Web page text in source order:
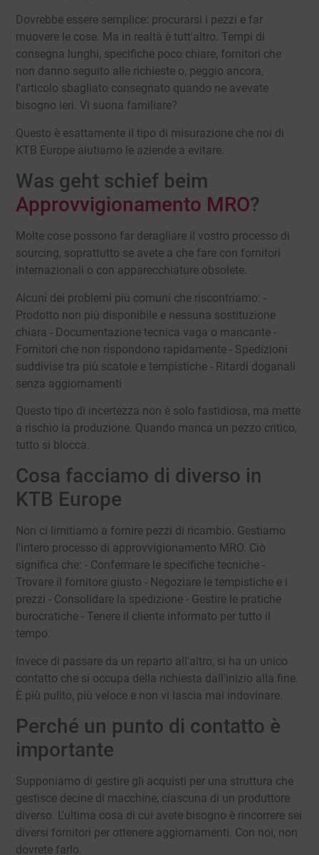
Dovrebbe essere semplice: procurarsi i pezzi e far
muovere le cose. Ma in realtà è tutt'altro. Tempi di
consegna lunghi, specifiche poco chiare, fornitori che
non danno seguito alle richieste o, peggio ancora,
l'articolo sbagliato consegnato quando ne avevate
bisogno ieri. Vi suona familiare?
Questo è esattamente il tipo di misurazione che noi di
KTB Europe aiutiamo le aziende a evitare.
Was geht schief beim
Approvvigionamento MRO?
Molte cose possono far deragliare il vostro processo di
sourcing, soprattutto se avete a che fare con fornitori
internazionali o con apparecchiature obsolete.
Alcuni dei problemi più comuni che riscontriamo: -
Prodotto non più disponibile e nessuna sostituzione
chiara - Documentazione tecnica vaga o mancante -
Fornitori che non rispondono rapidamente - Spedizioni
suddivise tra più scatole e tempistiche - Ritardi doganali
senza aggiornamenti
Questo tipo di incertezza non è solo fastidiosa, ma mette
a rischio la produzione. Quando manca un pezzo critico,
tutto si blocca.
Cosa facciamo di diverso in
KTB Europe
Non ci limitiamo a fornire pezzi di ricambio. Gestiamo
l'intero processo di approvvigionamento MRO. Ciò
significa che: - Confermare le specifiche tecniche -
Trovare il fornitore giusto - Negoziare le tempistiche e i
prezzi - Consolidare la spedizione - Gestire le pratiche
burocratiche - Tenere il cliente informato per tutto il
tempo.
Invece di passare da un reparto all'altro, si ha un unico
contatto che si occupa della richiesta dall'inizio alla fine.
È più pulito, più veloce e non vi lascia mai indovinare.
Perché un punto di contatto è
importante
Supponiamo di gestire gli acquisti per una struttura che
gestisce decine di macchine, ciascuna di un produttore
diverso. L'ultima cosa di cui avete bisogno è rincorrere sei
diversi fornitori per ottenere aggiornamenti. Con noi, non
dovrete farlo.